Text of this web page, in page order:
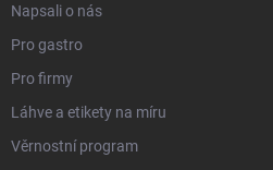
Napsali o nás
Pro gastro
Pro firmy
Láhve a etikety na míru
Věrnostní program